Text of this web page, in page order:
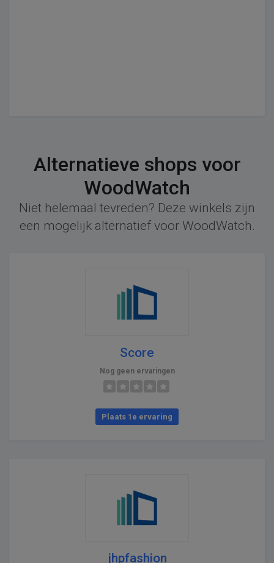
Alternatieve shops voor
WoodWatch
Niet helemaal tevreden? Deze winkels zijn
een mogelijk alternatief voor WoodWatch.
Score
Nog geen ervaringen
Plaats 1e ervaring
jhpfashion